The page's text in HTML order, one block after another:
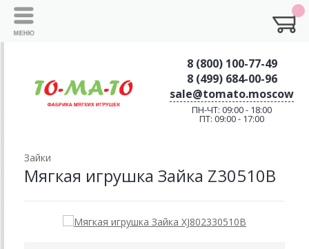
8 (800) 100-77-49
8 (499) 684-00-96
sale@tomato.moscow
ПН-ЧТ: 09:00 - 18:00
ПТ: 09:00 - 17:00
Зайки
Мягкая игрушка Зайка Z30510B